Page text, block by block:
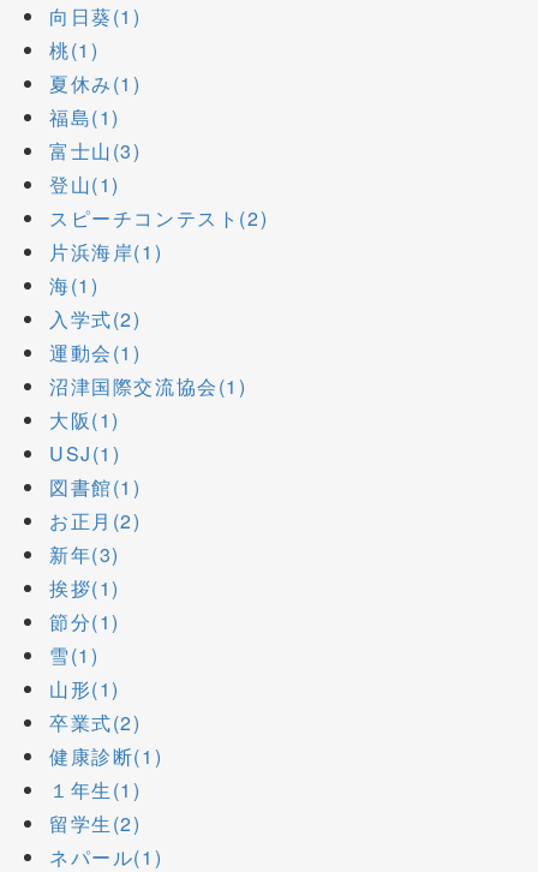
向日葵(1)
桃(1)
夏休み(1)
福島(1)
富士山(3)
登山(1)
スピーチコンテスト(2)
片浜海岸(1)
海(1)
入学式(2)
運動会(1)
沼津国際交流協会(1)
大阪(1)
USJ(1)
図書館(1)
お正月(2)
新年(3)
挨拶(1)
節分(1)
雪(1)
山形(1)
卒業式(2)
健康診断(1)
１年生(1)
留学生(2)
ネパール(1)